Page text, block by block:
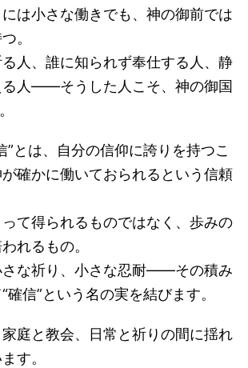
は小さな働きでも、神の御前では
。
人、誰に知られず奉仕する人、静
る人――そうした人こそ、神の御国
”とは、自分の信仰に誇りを持つこ
確かに働いておられるという信頼
て得られるものではなく、歩みの
れるもの。
さな祈り、小さな忍耐――その積み
確信”という名の実を結びます。
庭と教会、日常と祈りの間に揺れ
す。